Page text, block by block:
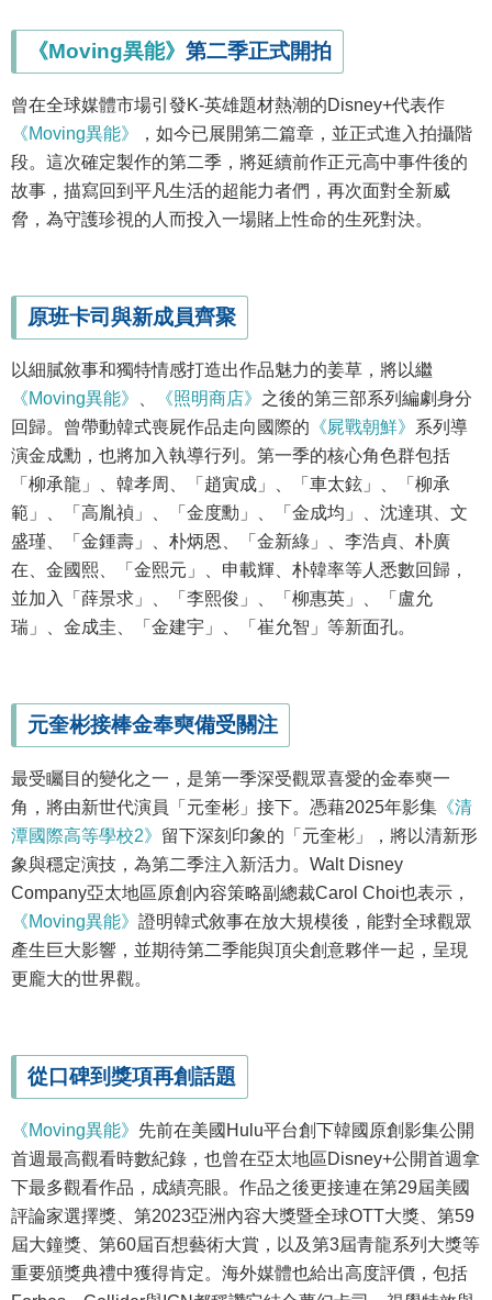
《Moving異能》 第二季正式開拍
曾在全球媒體市場引發K-英雄題材熱潮的Disney+代表作
《Moving異能》
，如今已展開第二篇章，並正式進入拍攝階
段。這次確定製作的第二季，將延續前作正元高中事件後的
故事，描寫回到平凡生活的超能力者們，再次面對全新威
脅，為守護珍視的人而投入一場賭上性命的生死對決。
原班卡司與新成員齊聚
以細膩敘事和獨特情感打造出作品魅力的姜草，將以繼
《Moving異能》
、 《照明商店》 之後的第三部系列編劇身分
回歸。曾帶動韓式喪屍作品走向國際的 《屍戰朝鮮》 系列導
演金成勳，也將加入執導行列。第一季的核心角色群包括
「柳承龍」、韓孝周、「趙寅成」、「車太鉉」、「柳承
範」、「高胤禎」、「金度勳」、「金成均」、沈達琪、文
盛瑾、「金鍾壽」、朴炳恩、「金新綠」、李浩貞、朴廣
在、金國熙、「金熙元」、申載輝、朴韓率等人悉數回歸，
並加入「薛景求」、「李熙俊」、「柳惠英」、「盧允
瑞」、金成圭、「金建宇」、「崔允智」等新面孔。
元奎彬接棒金奉奭備受關注
最受矚目的變化之一，是第一季深受觀眾喜愛的金奉奭一
角，將由新世代演員「元奎彬」接下。憑藉2025年影集 《清
潭國際高等學校2》 留下深刻印象的「元奎彬」，將以清新形
象與穩定演技，為第二季注入新活力。Walt Disney
Company亞太地區原創內容策略副總裁Carol Choi也表示，
《Moving異能》 證明韓式敘事在放大規模後，能對全球觀眾
產生巨大影響，並期待第二季能與頂尖創意夥伴一起，呈現
更龐大的世界觀。
從口碑到獎項再創話題
《Moving異能》 先前在美國Hulu平台創下韓國原創影集公開
首週最高觀看時數紀錄，也曾在亞太地區Disney+公開首週拿
下最多觀看作品，成績亮眼。作品之後更接連在第29屆美國
評論家選擇獎、第2023亞洲內容大獎暨全球OTT大獎、第59
屆大鐘獎、第60屆百想藝術大賞，以及第3屆青龍系列大獎等
重要頒獎典禮中獲得肯定。海外媒體也給出高度評價，包括